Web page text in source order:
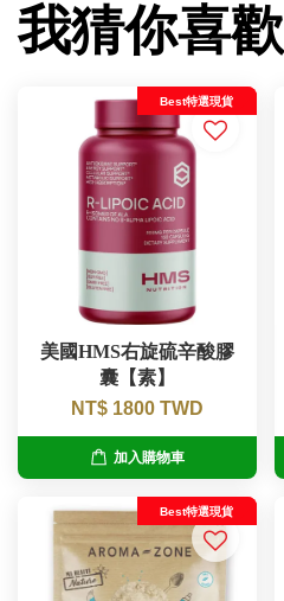
我猜你喜歡
Best特選現貨
美國HMS右旋硫辛酸膠
囊【素】
NT$ 1800 TWD
加入購物車
Best特選現貨